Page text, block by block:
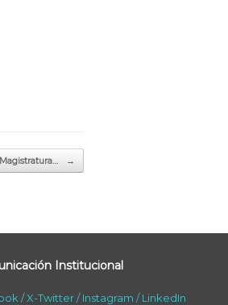
→
Institucional
/X-Twitter/Instagram /LinkedIn